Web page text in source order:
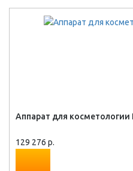
Аппарат для
129 276 р.